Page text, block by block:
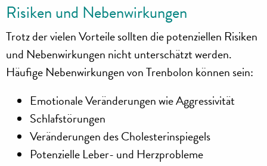
Risiken und Nebenwirkungen
Trotz der vielen Vorteile sollten die potenziellen Risiken
und Nebenwirkungen nicht unterschätzt werden.
Häufige Nebenwirkungen von Trenbolon können sein:
Emotionale Veränderungen wie Aggressivität
Schlafstörungen
Veränderungen des Cholesterinspiegels
Potenzielle Leber- und Herzprobleme